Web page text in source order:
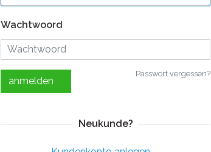
Wachtwoord
Passwort vergessen?
anmelden
Neukunde?